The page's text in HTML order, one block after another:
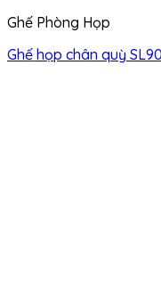
Ghế Phòng Họp
Ghế họp chân quỳ